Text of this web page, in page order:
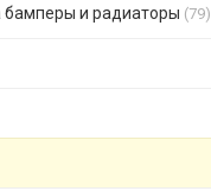
и радиаторы (79)